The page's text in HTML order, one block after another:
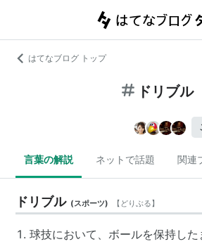
はてなブログ トップ
ドリブル
言葉の解説 ネットで話題 関連
ドリブル (スポーツ) 【どりぶる】
球技において、ボールを保持した